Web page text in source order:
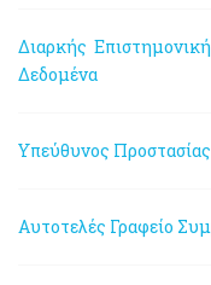
Διαρκής
Δεδομένα
Υπεύθυνος
Αυτοτελές Γραφείο